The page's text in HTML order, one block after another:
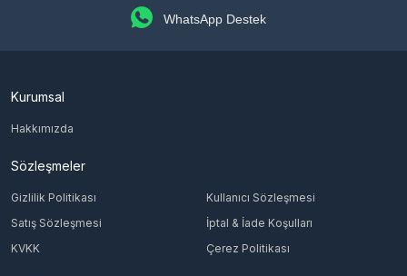
WhatsApp Destek
Kurumsal
Hakkımızda
Sözleşmeler
Gizlilik Politikası
Kullanıcı Sözleşmesi
Satış Sözleşmesi
İptal & İade Koşulları
KVKK
Çerez Politikası